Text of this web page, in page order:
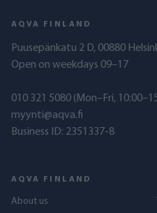
AQVA FINLAND
Puusepänkatu 2 D, 00880
Open on weekdays 09–17
010 321 5080 (Mon–Fri,
myynti@aqva.fi
Business ID: 2351337-8
AQVA FINLAND
About us